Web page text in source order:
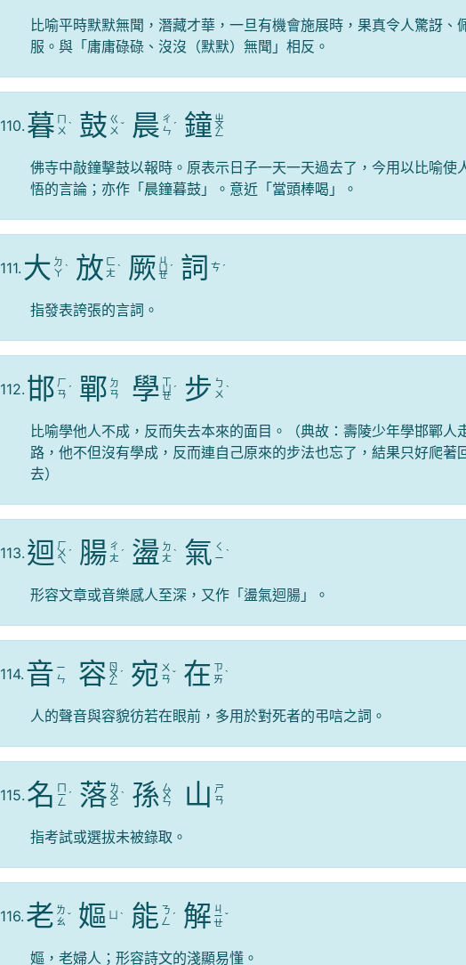
比喻平時默默無聞，潛藏才華，一旦有機會施展時，果真令人驚訝、
服。與「庸庸碌碌、沒沒（默默）無聞」相反。
110. 暮 ㄇ
ㄨ ˋ 鼓 ㄍ
ㄨ ˇ 晨 ㄔ
ㄣ ˊ 鐘 ㄓ
ㄨ
ㄥ
佛寺中敲鐘擊鼓以報時。原表示日子一天一天過去了，今用以比喻使
悟的言論；亦作「晨鐘暮鼓」。意近「當頭棒喝」。
111. 大 ㄉ
ㄚ ˋ 放 ㄈ
ㄤ ˋ 厥 ㄐ
ㄩ
ㄝ
ˊ 詞 ㄘ ˊ
指發表誇張的言詞。
112. 邯 ㄏ
ㄢ ˊ 鄲 ㄉ
ㄢ
學 ㄒ
ㄩ
ㄝ
ˊ 步 ㄅ
ㄨ ˋ
比喻學他人不成，反而失去本來的面目。（典故：壽陵少年學邯鄲人
路，他不但沒有學成，反而連自己原來的步法也忘了，結果只好爬著
去）
113. 迴 ㄏ
ㄨ
ㄟ
ˊ 腸 ㄔ
ㄤ ˊ 盪 ㄉ
ㄤ ˋ 氣 ㄑ
ㄧ ˋ
形容文章或音樂感人至深，又作「盪氣迴腸」。
114. 音 ㄧ
ㄣ
容 ㄖ
ㄨ
ㄥ
ˊ 宛 ㄨ
ㄢ ˇ 在 ㄗ
ㄞ ˋ
人的聲音與容貌彷若在眼前，多用於對死者的弔唁之詞。
115. 名 ㄇ
ㄧ
ㄥ
ˊ 落 ㄌ
ㄨ
ㄛ
ˋ 孫 ㄙ
ㄨ
ㄣ 山 ㄕ
ㄢ
指考試或選拔未被錄取。
116. 老 ㄌ
ㄠ ˇ 嫗 ˋ 能 ㄋ
ㄥ ˊ 解 ㄐ
ㄧ
ㄝ
ˇ
嫗，老婦人；形容詩文的淺顯易懂。